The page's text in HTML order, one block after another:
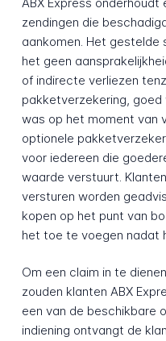
zendingen die
aankomen. Het gestelde
het geen
of indirecte verliezen
pakketverzekering,
was op het moment van
optionele
voor iedereen die
waarde verstuurt.
versturen worden
kopen op het punt van
het toe te voegen nadat
Om een claim in te
zouden klanten ABX
een van de beschikbare
indiening ontvangt de